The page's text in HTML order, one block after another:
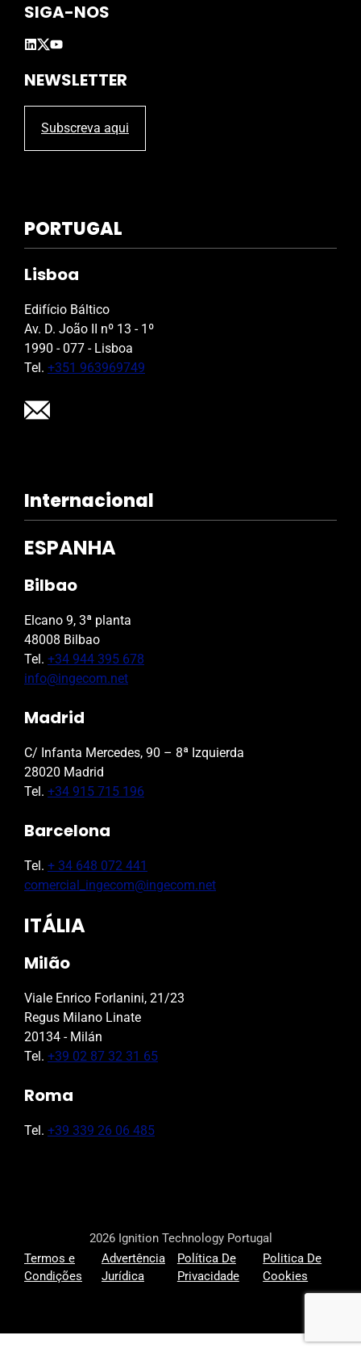
t
.
SIGA-NOS
NEWSLETTER
Subscreva aqui
PORTUGAL
Lisboa
Edifício Báltico
Av. D. João II nº 13 - 1º
1990 - 077 - Lisboa
Tel. +351 963969749
Internacional
ESPANHA
Bilbao
Elcano 9, 3ª planta
48008 Bilbao
Tel. +34 944 395 678
info@ingecom.net
Madrid
C/ Infanta Mercedes, 90 – 8ª Izquierda
28020 Madrid
Tel. +34 915 715 196
Barcelona
Tel. + 34 648 072 441
comercial_ingecom@ingecom.net
ITÁLIA
Milão
Viale Enrico Forlanini, 21/23
Regus Milano Linate
20134 - Milán
Tel. +39 02 87 32 31 65
Roma
Tel. +39 339 26 06 485
2026 Ignition Technology Portugal
Termos e
Condições
Advertência
Jurídica
Política De
Privacidade
Politica De
Cookies